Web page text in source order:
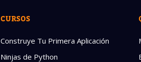
CURSOS
Construye Tu Primera Aplicación
Ninjas de Python